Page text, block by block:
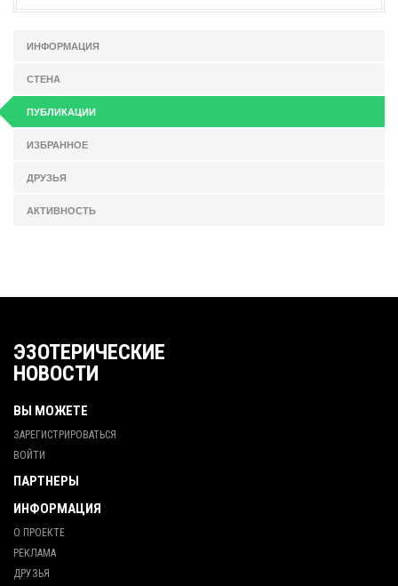
ИНФОРМАЦИЯ
СТЕНА
ПУБЛИКАЦИИ
ИЗБРАННОЕ
ДРУЗЬЯ
АКТИВНОСТЬ
ЭЗОТЕРИЧЕСКИЕ
НОВОСТИ
ВЫ МОЖЕТЕ
ЗАРЕГИСТРИРОВАТЬСЯ
ВОЙТИ
ПАРТНЕРЫ
ИНФОРМАЦИЯ
О ПРОЕКТЕ
РЕКЛАМА
ДРУЗЬЯ